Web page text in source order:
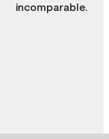
incomparable.